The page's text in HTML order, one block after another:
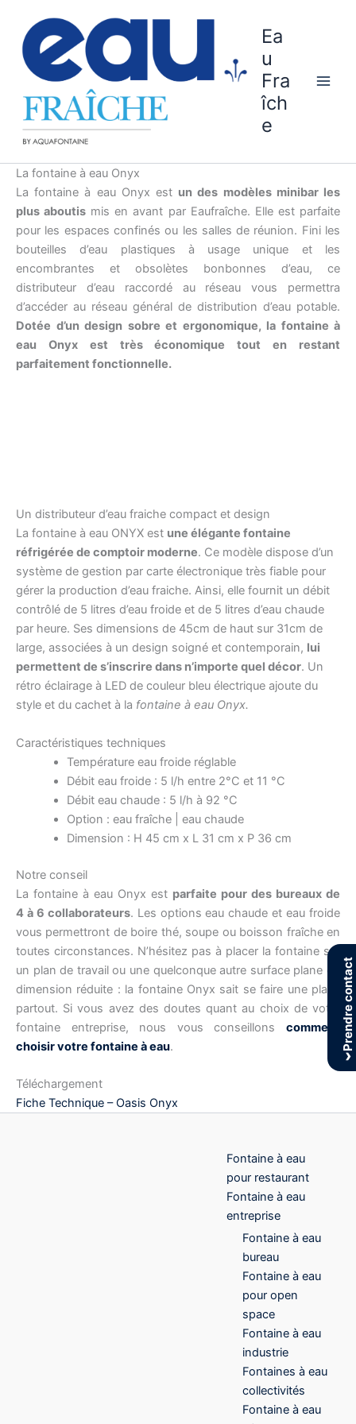
contenu
Ea
u
Fra
îch
e
La fontaine à eau Onyx
La fontaine à eau Onyx est un des modèles minibar les
plus aboutis mis en avant par Eaufraîche. Elle est parfaite
pour les espaces confinés ou les salles de réunion. Fini les
bouteilles d’eau plastiques à usage unique et les
encombrantes et obsolètes bonbonnes d’eau, ce
distributeur d’eau raccordé au réseau vous permettra
d’accéder au réseau général de distribution d’eau potable.
Dotée d’un design sobre et ergonomique, la fontaine à
eau Onyx est très économique tout en restant
parfaitement fonctionnelle.
Un distributeur d’eau fraiche compact et design
La fontaine à eau ONYX est une élégante fontaine
réfrigérée de comptoir moderne. Ce modèle dispose d’un
système de gestion par carte électronique très fiable pour
gérer la production d’eau fraiche. Ainsi, elle fournit un débit
contrôlé de 5 litres d’eau froide et de 5 litres d’eau chaude
par heure. Ses dimensions de 45cm de haut sur 31cm de
large, associées à un design soigné et contemporain, lui
permettent de s’inscrire dans n’importe quel décor. Un
rétro éclairage à LED de couleur bleu électrique ajoute du
style et du cachet à la fontaine à eau Onyx.
Caractéristiques techniques
Température eau froide réglable
Débit eau froide : 5 l/h entre 2°C et 11 °C
Débit eau chaude : 5 l/h à 92 °C
Option : eau fraîche | eau chaude
Dimension : H 45 cm x L 31 cm x P 36 cm
Notre conseil
La fontaine à eau Onyx est parfaite pour des bureaux de
4 à 6 collaborateurs. Les options eau chaude et eau froide
vous permettront de boire thé, soupe ou boisson fraîche en
toutes circonstances. N’hésitez pas à placer la fontaine sur
un plan de travail ou une quelconque autre surface plane de
dimension réduite : la fontaine Onyx sait se faire une place
partout. Si vous avez des doutes quant au choix de votre
fontaine entreprise, nous vous conseillons comment
choisir votre fontaine à eau.
Téléchargement
Fiche Technique – Oasis Onyx
Fontaine à eau
pour restaurant
Fontaine à eau
entreprise
Fontaine à eau
bureau
Fontaine à eau
pour open
space
Fontaine à eau
industrie
Fontaines à eau
collectivités
Fontaine à eau
›
Prendre contact